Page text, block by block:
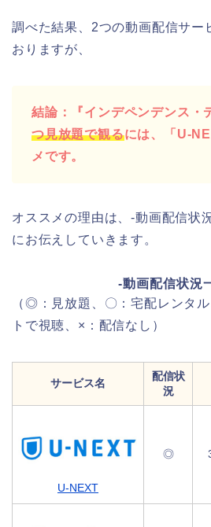
調べた結果、2つの動画配信サー
おりますが、
結論：『インデペンデンス・
つ見放題で観るには、「U-
メです。
オススメの理由は、-動画配信状
にお伝えしていきます。
-動画配信状況
（◎：見放題、〇：宅配レンタ
トで視聴、×：配信なし）
サービス名
配信状
況
U-NEXT
◎